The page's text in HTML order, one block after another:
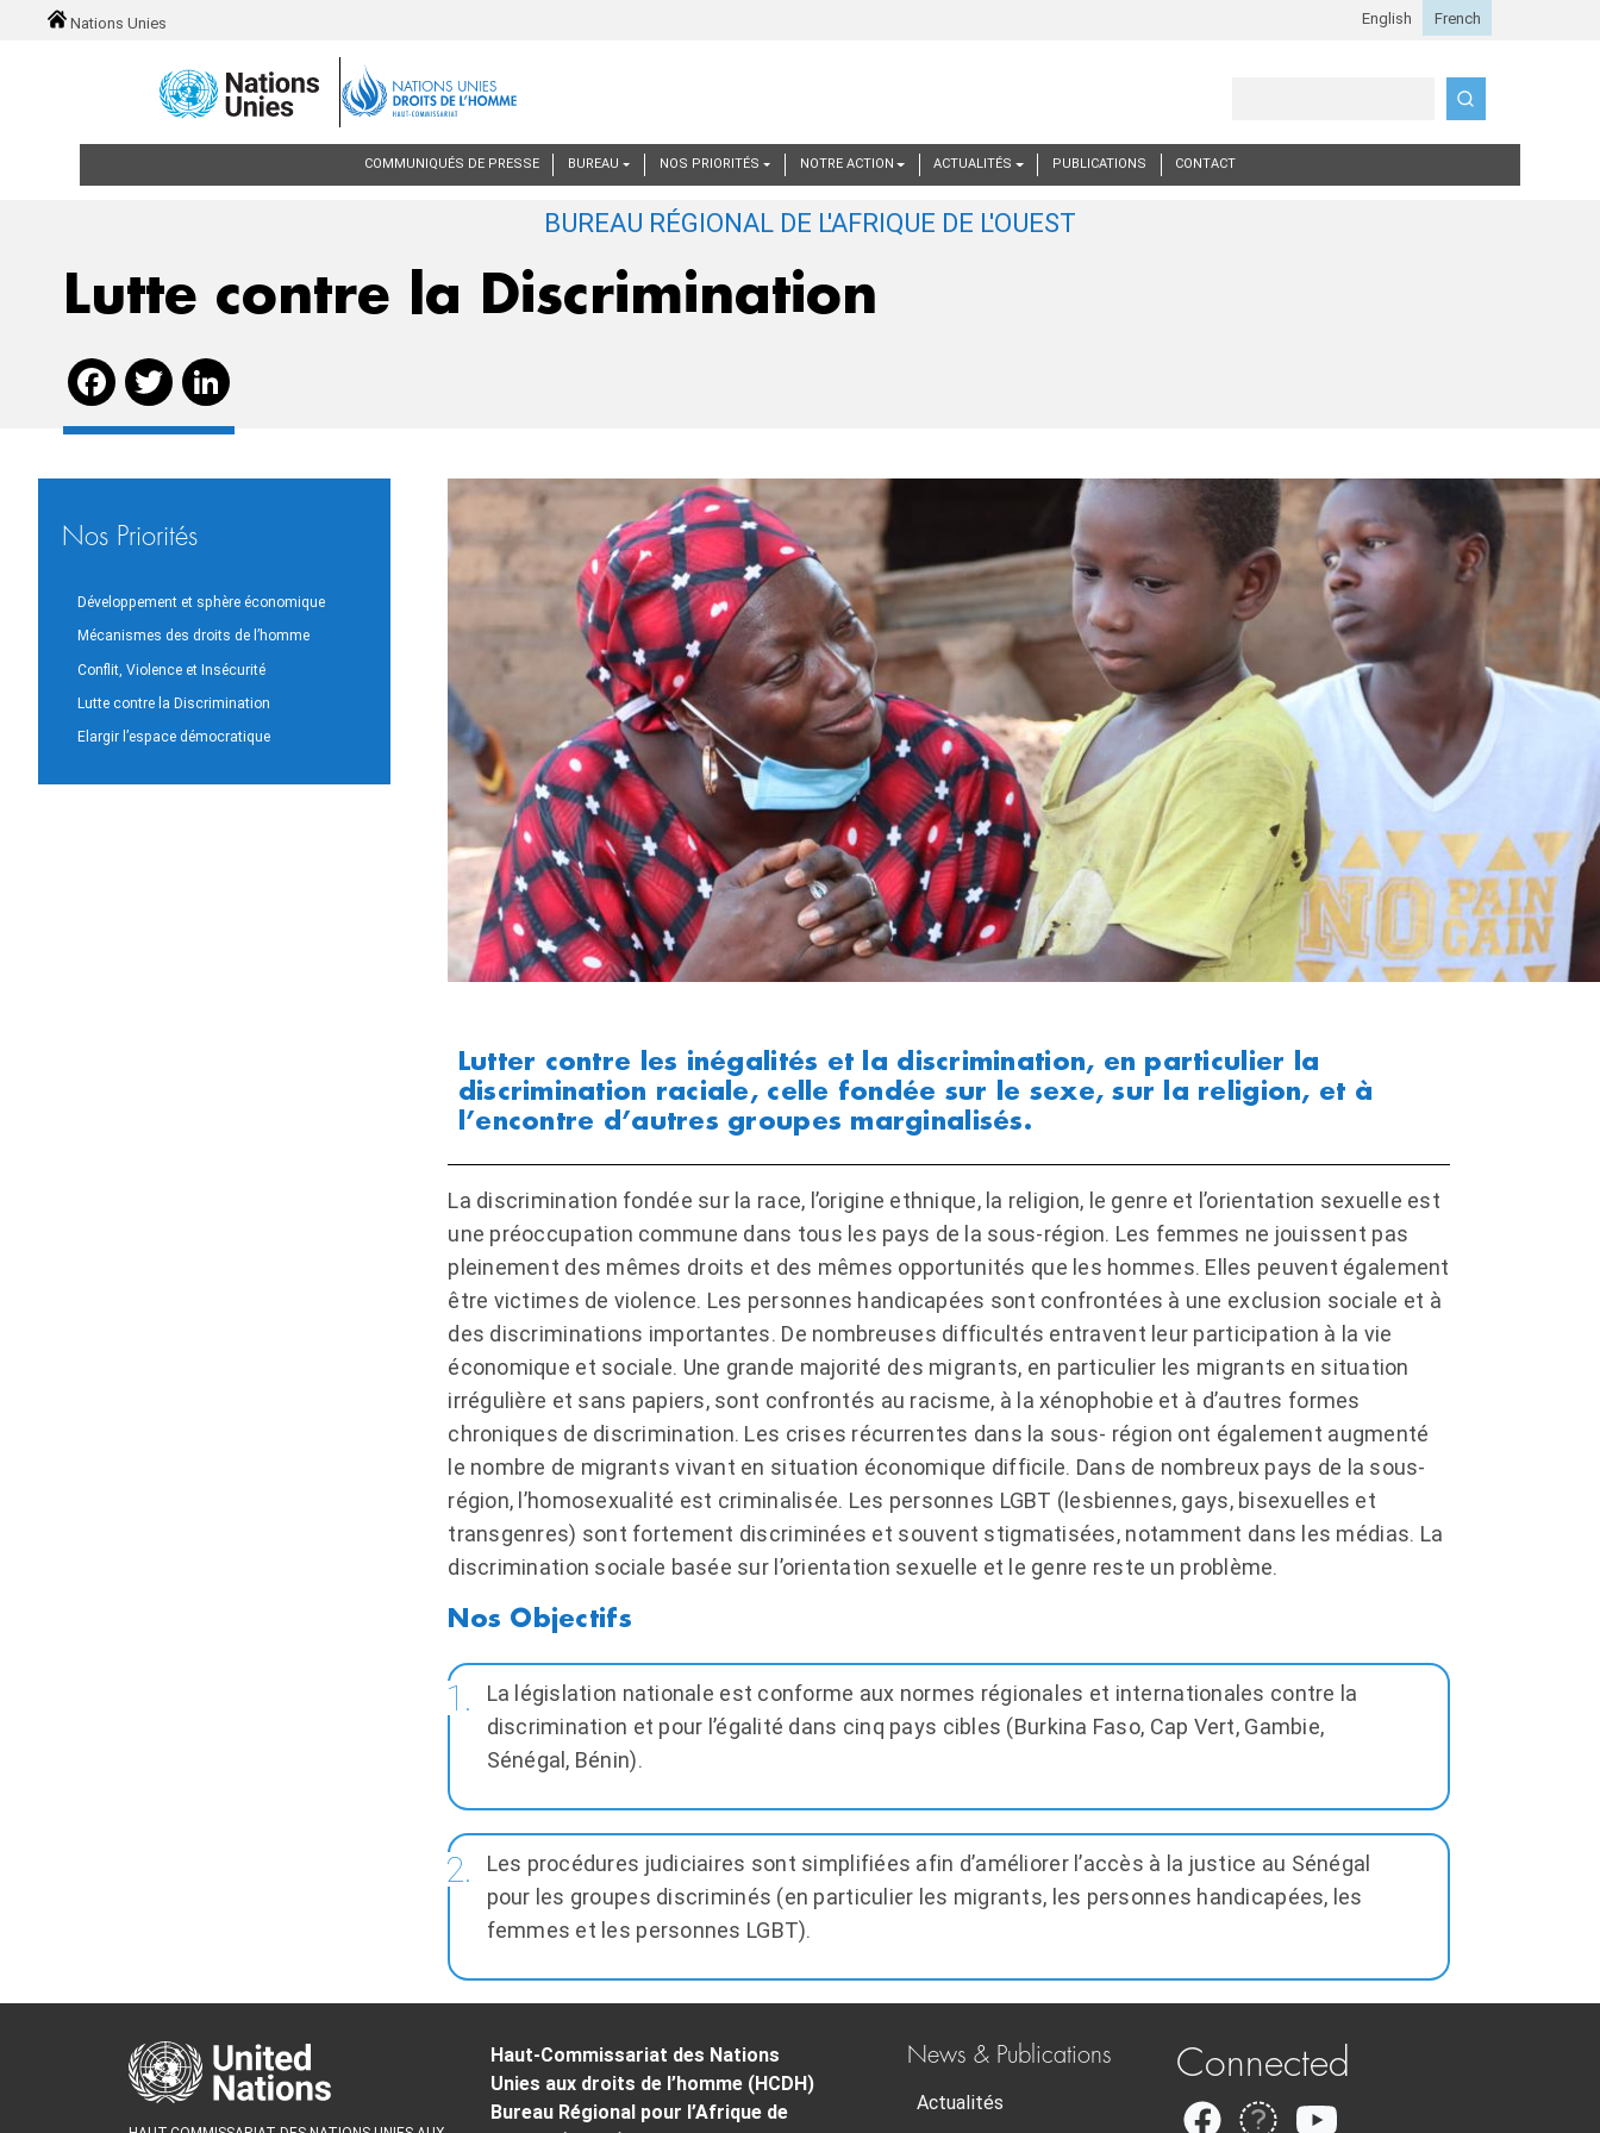
Skip to main content
Nations Unies
Main navigation
COMMUNIQUÉS DE PRESSE BUREAU NOS PRIORITÉS NOTRE ACTION ACTUALITÉS PUBLICATIONS CONTACT
Lutte contre la Discrimination
Facebook
Twitter
LinkedIn
Nos Priorités
Développement et sphère économique
Mécanismes des droits de l’homme
Conflit, Violence et Insécurité
Lutte contre la Discrimination
Elargir l’espace démocratique
Lutter contre les inégalités et la discrimination, en particulier la
discrimination raciale, celle fondée sur le sexe, sur la religion, et à
l’encontre d’autres groupes marginalisés.
La discrimination fondée sur la race, l’origine ethnique, la religion, le genre et l’orientation sexuelle est
une préoccupation commune dans tous les pays de la sous-région. Les femmes ne jouissent pas
pleinement des mêmes droits et des mêmes opportunités que les hommes. Elles peuvent également
être victimes de violence. Les personnes handicapées sont confrontées à une exclusion sociale et à
des discriminations importantes. De nombreuses difficultés entravent leur participation à la vie
économique et sociale. Une grande majorité des migrants, en particulier les migrants en situation
irrégulière et sans papiers, sont confrontés au racisme, à la xénophobie et à d’autres formes
chroniques de discrimination. Les crises récurrentes dans la sous- région ont également augmenté
le nombre de migrants vivant en situation économique difficile. Dans de nombreux pays de la sous-
région, l’homosexualité est criminalisée. Les personnes LGBT (lesbiennes, gays, bisexuelles et
transgenres) sont fortement discriminées et souvent stigmatisées, notamment dans les médias. La
discrimination sociale basée sur l’orientation sexuelle et le genre reste un problème.
La législation nationale est conforme aux normes régionales et internationales contre la
discrimination et pour l’égalité dans cinq pays cibles (Burkina Faso, Cap Vert, Gambie,
Sénégal, Bénin).
Les procédures judiciaires sont simplifiées afin d’améliorer l’accès à la justice au Sénégal
pour les groupes discriminés (en particulier les migrants, les personnes handicapées, les
femmes et les personnes LGBT).
Haut-Commissariat des Nations
Unies aux droits de l’homme (HCDH)
Bureau Régional pour l’Afrique de
News & Publications
Actualités
Connected